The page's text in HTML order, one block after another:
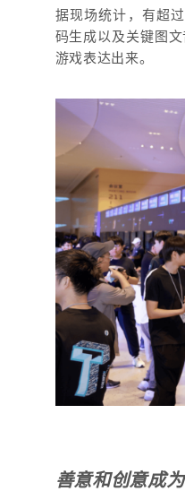
据现场统计，有超
码生成以及关键图
游戏表达出来。
善意和创意成